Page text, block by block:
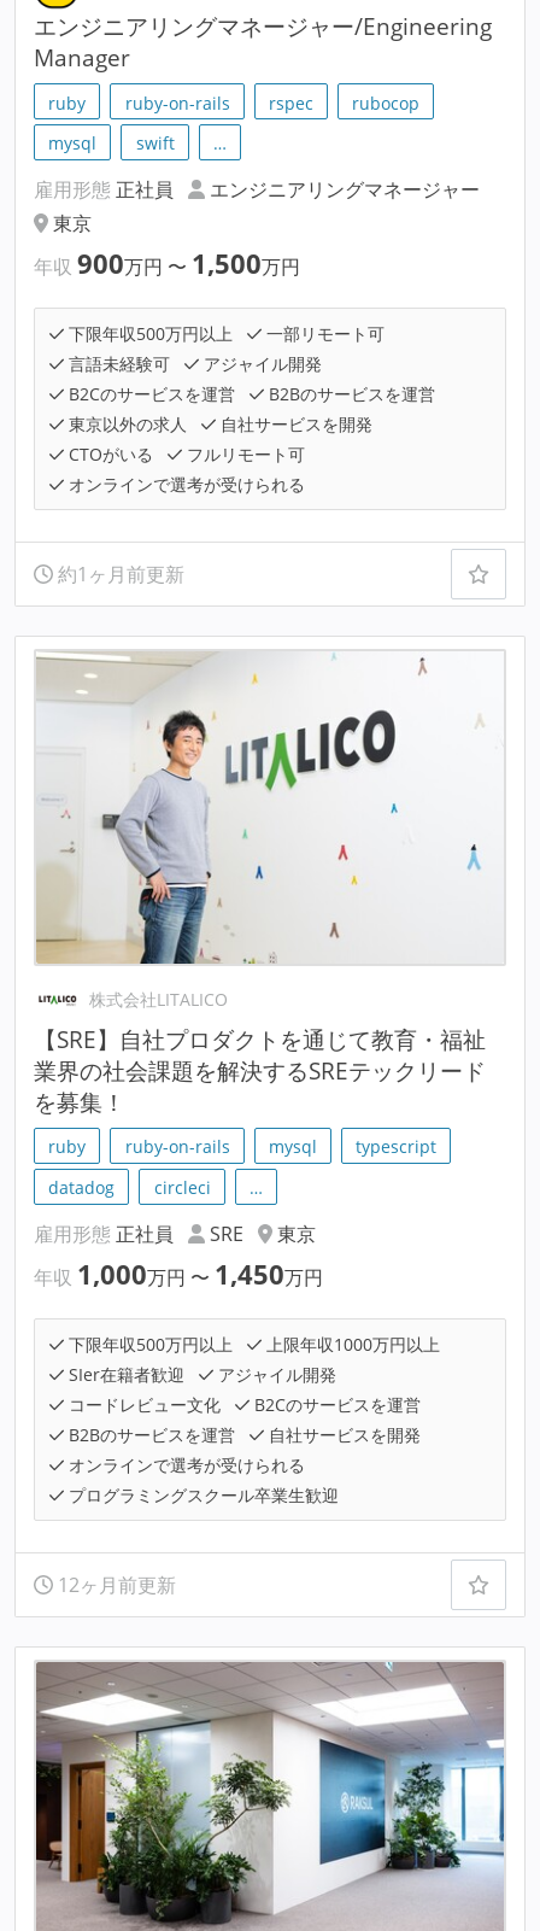
エンジニアリングマネージャー/Engineering
Manager
ruby ruby-on-rails rspec
rubocop
mysql
swift …
雇用形態 正社員
エンジニアリングマネージャー
東京
年収 900万円 〜 1,500万円
下限年収500万円以上
一部リモート可
言語未経験可
アジャイル開発
B2Cのサービスを運営
B2Bのサービスを運営
東京以外の求人
自社サービスを開発
CTOがいる
フルリモート可
オンラインで選考が受けられる
約1ヶ月前更新
株式会社LITALICO
【SRE】自社プロダクトを通じて教育・福祉
業界の社会課題を解決するSREテックリード
を募集！
ruby ruby-on-rails mysql
typescript
datadog
circleci …
雇用形態 正社員 SRE
東京
年収 1,000万円 〜 1,450万円
下限年収500万円以上
上限年収1000万円以上
SIer在籍者歓迎
アジャイル開発
コードレビュー文化
B2Cのサービスを運営
B2Bのサービスを運営
自社サービスを開発
オンラインで選考が受けられる
プログラミングスクール卒業生歓迎
12ヶ月前更新